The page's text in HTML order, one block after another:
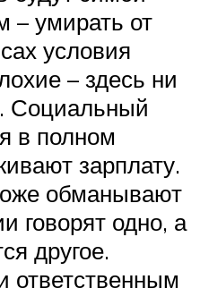
– умирать от
условия
– здесь ни
Социальный
в полном
зарплату.
обманывают
говорят одно, а
другое.
ответственным